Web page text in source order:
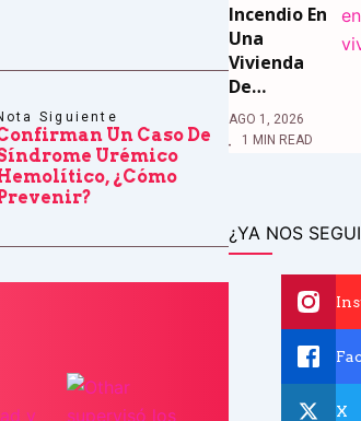
Siguiente
Un Caso De
Urémico
¿cómo
Incendio En
Una
Vivienda
De…
AGO 1, 2026
1 MIN READ
¿YA NOS
X